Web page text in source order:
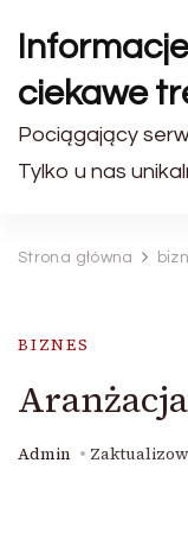
ciekawe
Pociągający
Tylko u nas
Strona główna
BIZNES
Admin